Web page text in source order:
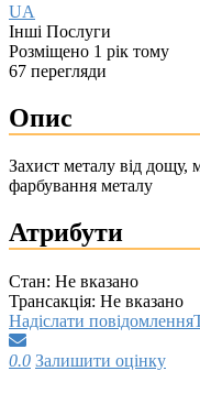
UA
Інші Послуги
Розміщено 1 рік тому
67 перегляди
Опис
Захист металу від дощу,
фарбування металу
Атрибути
Стан: Не вказано
Трансакція: Не вказано
Надіслати повідомлення
0.0 Залишити оцінку